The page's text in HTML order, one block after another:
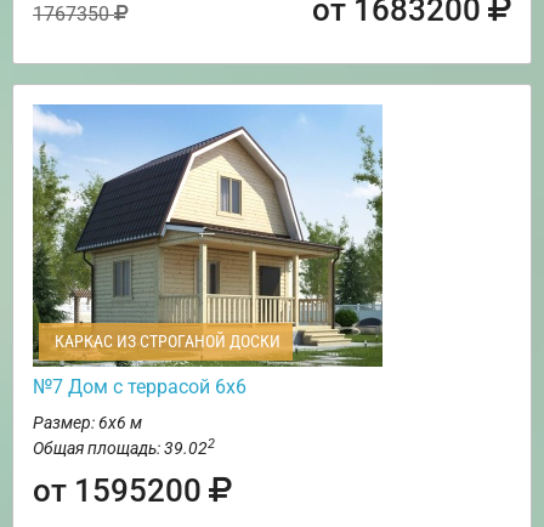
1767350 от 1683200
КАРКАС ИЗ СТРОГАНОЙ ДОСКИ
№7 Дом с террасой 6х6
Размер: 6х6 м
Общая площадь: 39.022
от 1595200